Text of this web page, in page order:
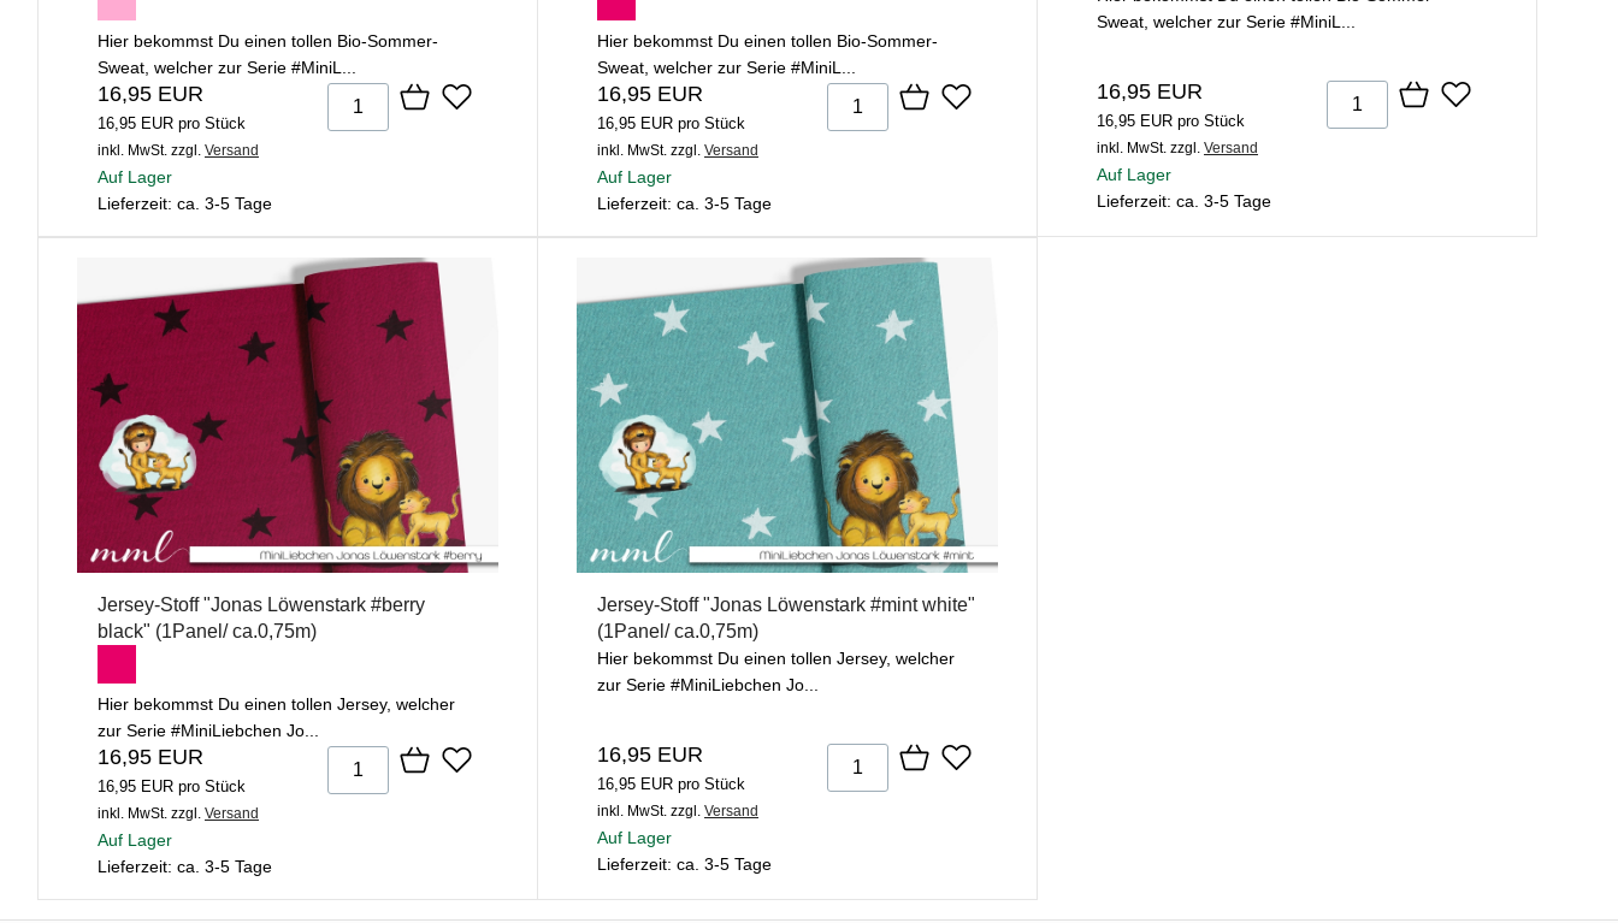
Hier bekommst Du einen tollen Bio-Sommer-
Sweat, welcher zur Serie #MiniL...
16,95 EUR
16,95 EUR pro Stück
inkl. MwSt. zzgl. Versand
Auf Lager
Lieferzeit: ca. 3-5 Tage
Hier bekommst Du einen tollen Bio-Sommer-
Sweat, welcher zur Serie #MiniL...
16,95 EUR
16,95 EUR pro Stück
inkl. MwSt. zzgl. Versand
Auf Lager
Lieferzeit: ca. 3-5 Tage
Sweat, welcher zur Serie #MiniL...
16,95 EUR
16,95 EUR pro Stück
inkl. MwSt. zzgl. Versand
Auf Lager
Lieferzeit: ca. 3-5 Tage
Jersey-Stoff "Jonas Löwenstark #berry
black" (1Panel/ ca.0,75m)
Hier bekommst Du einen tollen Jersey, welcher
zur Serie #MiniLiebchen Jo...
16,95 EUR
16,95 EUR pro Stück
inkl. MwSt. zzgl. Versand
Auf Lager
Lieferzeit: ca. 3-5 Tage
Jersey-Stoff "Jonas Löwenstark #mint white"
(1Panel/ ca.0,75m)
Hier bekommst Du einen tollen Jersey, welcher
zur Serie #MiniLiebchen Jo...
16,95 EUR
16,95 EUR pro Stück
inkl. MwSt. zzgl. Versand
Auf Lager
Lieferzeit: ca. 3-5 Tage